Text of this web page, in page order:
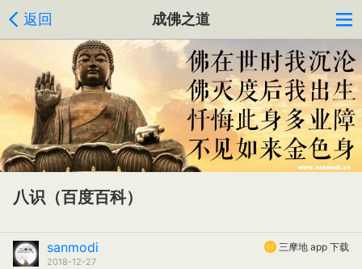
返回 成佛之道
八识（百度百科）
三摩地 app 下载
sanmodi
2018-12-27